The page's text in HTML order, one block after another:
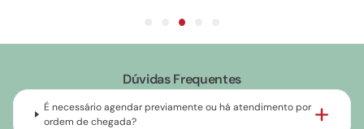
Dúvidas Frequentes
É necessário agendar previamente ou há atendimento por
ordem de chegada?